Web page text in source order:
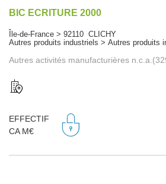
BIC ECRITURE 2000
Île-de-France > 92110 CLICHY
Autres produits industriels > Autres produits
Autres activités manufacturières
EFFECTIF
CA M€